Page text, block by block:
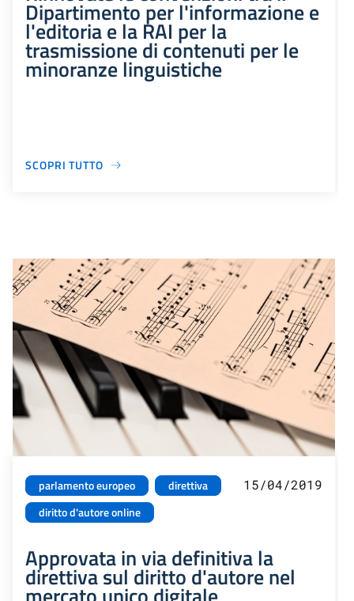
Dipartimento per l'informazione e
l'editoria e la RAI per la
trasmissione di contenuti per le
minoranze linguistiche
SCOPRI TUTTO
parlamento europeo
direttiva
diritto d'autore online
15/04/2019
Approvata in via definitiva la
direttiva sul diritto d'autore nel